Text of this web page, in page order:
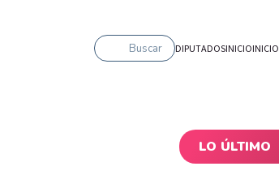
Buscar DIPUTADOSINICIOINICIO
LO ÚLTIMO